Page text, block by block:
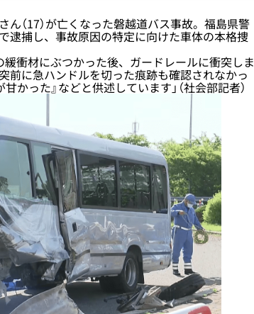
（17）が亡くなった磐越道バス事故。福島県警
逮捕し、事故原因の特定に向けた車体の本格捜
衝材にぶつかった後、ガードレールに衝突しま
前に急ハンドルを切った痕跡も確認されなかっ
った』などと供述しています」（社会部記者）